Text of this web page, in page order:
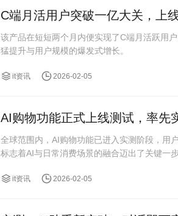
C端月活用户突破一亿大关，上
该产品在短短两个月内便实现了C端月活跃用
猛提升与用户规模的爆发式增长。
it资讯 2026-02-05
AI购物功能正式上线测试，率先
全球范围内，AI购物功能已进入实测阶段，用
标志着AI与日常消费场景的融合迈出了关键一步
it资讯 2026-02-05